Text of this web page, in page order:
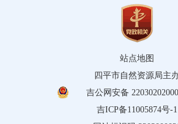
站点地图
四平市自然资源局主
吉公网安备
吉ICP备11005874号-1